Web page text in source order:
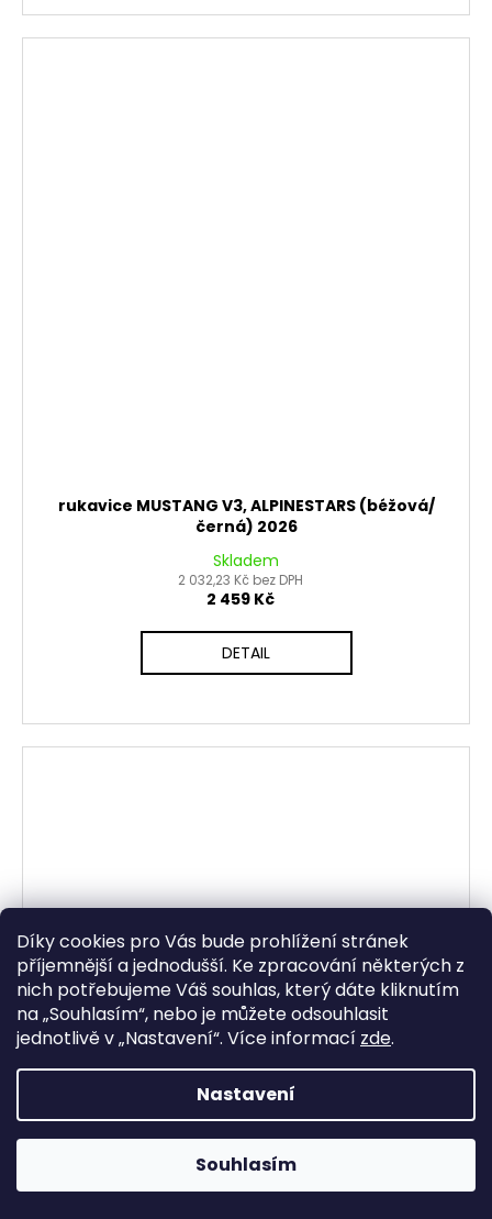
Díky cookies pro Vás bude prohlížení stránek
příjemnější a jednodušší. Ke zpracování některých z
nich potřebujeme Váš souhlas, který dáte kliknutím
na „Souhlasím“, nebo je můžete odsouhlasit
jednotlivě v „Nastavení“. Více informací zde.
Nastavení
Souhlasím
rukavice MUSTANG V3, ALPINESTARS (béžová/
černá) 2026
Skladem
2 032,23 Kč bez DPH
2 459 Kč
DETAIL